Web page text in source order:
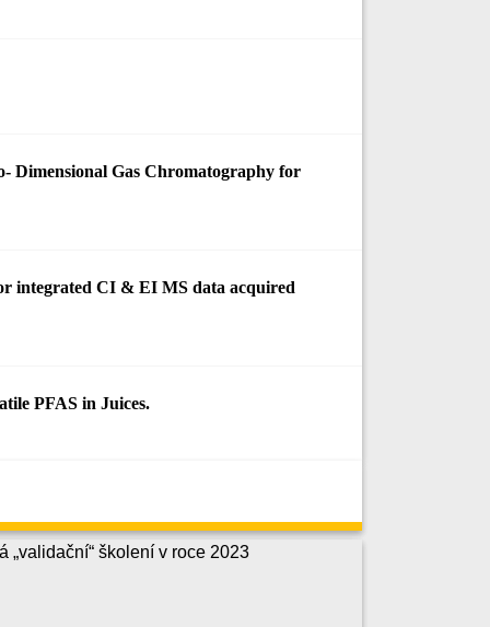
Dimensional Gas Chromatography for
integrated CI & EI MS data acquired
PFAS in Juices.